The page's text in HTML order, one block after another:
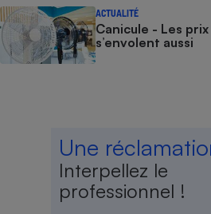
ACTUALITÉ
Canicule - Les
s’envolent aussi
Une
Interpellez le
professionnel !